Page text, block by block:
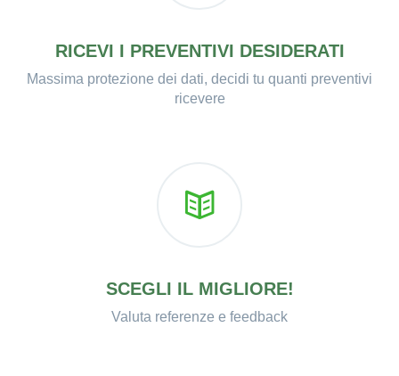
RICEVI I PREVENTIVI DESIDERATI
Massima protezione dei dati, decidi tu quanti preventivi
ricevere
SCEGLI IL MIGLIORE!
Valuta referenze e feedback